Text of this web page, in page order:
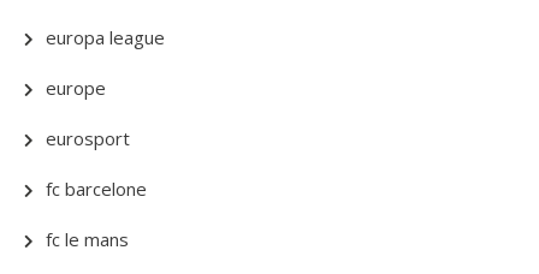
europa league
europe
eurosport
fc barcelone
fc le mans